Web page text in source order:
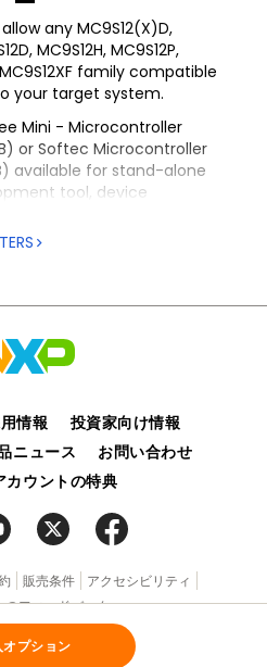
any MC9S12(X)D,
MC9S12H, MC9S12P,
MC9S12XF family compatible
your target system.
Mini - Microcontroller
or Softec Microcontroller
available for stand-alone
tool, device
a daughter card for the
evaluation boards.
オプション
情報
投資家向け情報
ニュース
お問い合わせ
カウントの特典
販売条件
アクセシビリティ
フィードバック
All rights reserved.